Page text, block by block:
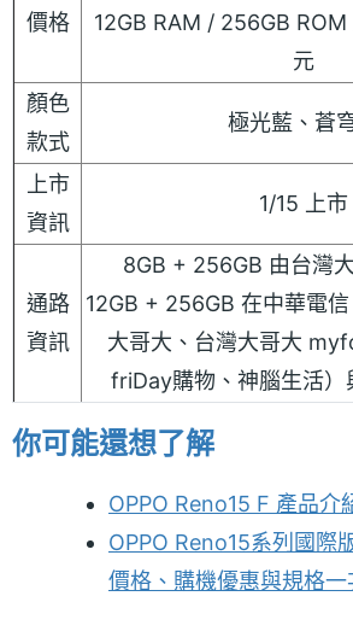
價格
12GB RAM / 256GB
元
顏色
款式
極光藍、蒼
上市
資訊
1/15 上市
通路
資訊
8GB + 256GB 由台灣
12GB + 256GB 在中華電
大哥大、台灣大哥大
friDay購物、神腦生活）
你可能還想了解
OPPO Reno15 F 產品介
OPPO Reno15系列國際
價格、購機優惠與規格一